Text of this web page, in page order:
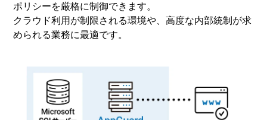
ポリシーを厳格に制御できます。
クラウド利用が制限される環境や、高度な内部統制が求
められる業務に最適です。